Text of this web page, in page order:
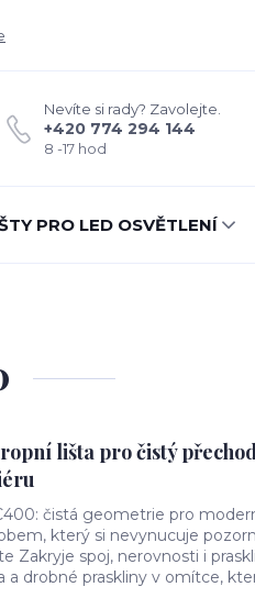
Nevíte si rady? Zavolejte.
+420 774 294 144
8 -17 hod
PRO LED OSVĚTLENÍ
lišta pro čistý
čistá geometrie pro
který si nevynucuje
Zakryje spoj, nerovnosti i
a drobné praskliny v omítce,